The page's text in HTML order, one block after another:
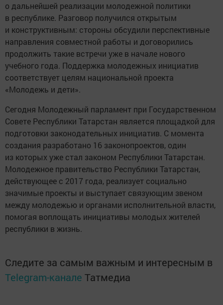
о дальнейшей реализации молодежной политики
в республике. Разговор получился открытым
и конструктивным: стороны обсудили перспективные
направления совместной работы и договорились
продолжить такие встречи уже в начале нового
учебного года. Поддержка молодежных инициатив
соответствует целям национальной проекта
«Молодежь и дети».
Сегодня Молодежный парламент при Государственном
Совете Республики Татарстан является площадкой для
подготовки законодательных инициатив. С момента
создания разработано 16 законопроектов, один
из которых уже стал законом Республики Татарстан.
Молодежное правительство Республики Татарстан,
действующее с 2017 года, реализует социально
значимые проекты и выступает связующим звеном
между молодежью и органами исполнительной власти,
помогая воплощать инициативы молодых жителей
республики в жизнь.
Следите за самым важным и интересным в
Telegram-канале Татмедиа